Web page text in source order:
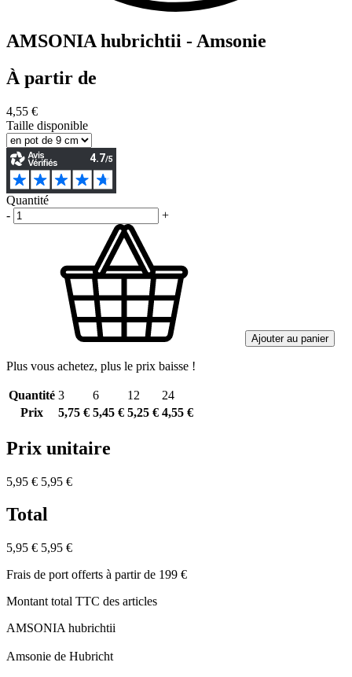
AMSONIA hubrichtii - Amsonie
À partir de
4,55 €
Taille disponible
Quantité
-
+
Ajouter au panier
Plus vous achetez, plus le prix baisse !
Quantité 3 6 12
24
Prix
5,75 € 5,45 € 5,25 € 4,55 €
Prix unitaire
5,95 € 5,95 €
Total
5,95 € 5,95 €
Frais de port offerts à partir de 199 €
Montant total TTC des articles
AMSONIA hubrichtii
Amsonie de Hubricht